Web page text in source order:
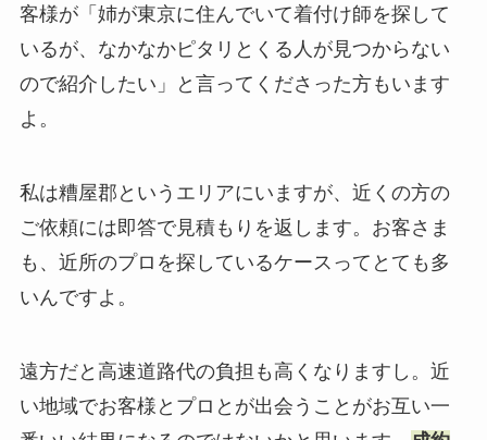
客様が「姉が東京に住んでいて着付け師を探して
いるが、なかなかピタリとくる人が見つからない
ので紹介したい」と言ってくださった方もいます
よ。
私は糟屋郡というエリアにいますが、近くの方の
ご依頼には即答で見積もりを返します。お客さま
も、近所のプロを探しているケースってとても多
いんですよ。
遠方だと高速道路代の負担も高くなりますし。近
い地域でお客様とプロとが出会うことがお互い一